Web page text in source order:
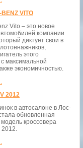
VITO
Vito – это новое
компании
диктует свои в
этого
максимальной
экономичностью.
2012
в автосалоне в Лос-
обновленная
кроссовера
2012.